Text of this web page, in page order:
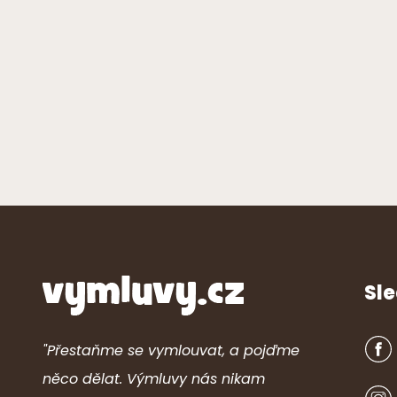
"Přestaňme se vymlouvat, a pojďme
něco dělat. Výmluvy nás nikam